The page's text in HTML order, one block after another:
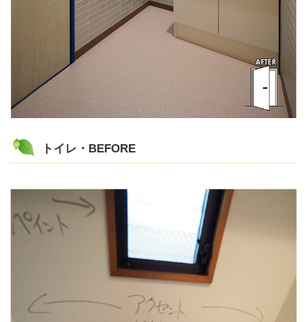
トイレ・BEFORE